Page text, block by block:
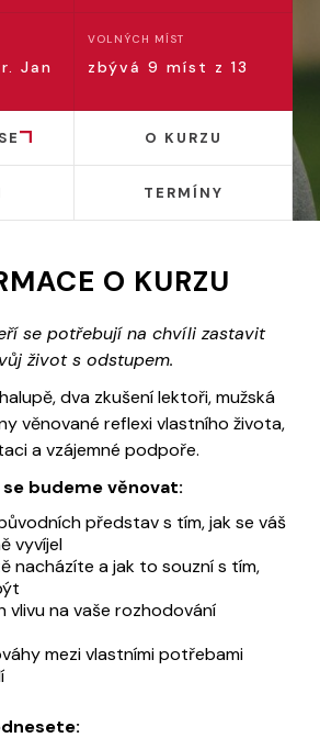
Jan
VOLNÝCH MÍST
zbývá 9 míst z 13
O KURZU
TERMÍNY
O KURZU
se potřebují na chvíli zastavit
život s odstupem.
dva zkušení lektoři, mužská
věnované reflexi vlastního života,
a vzájemné podpoře.
budeme věnovat:
představ s tím, jak se váš
vyvíjel
nacházíte a jak to souzní s tím,
vlivu na vaše rozhodování
mezi vlastními potřebami